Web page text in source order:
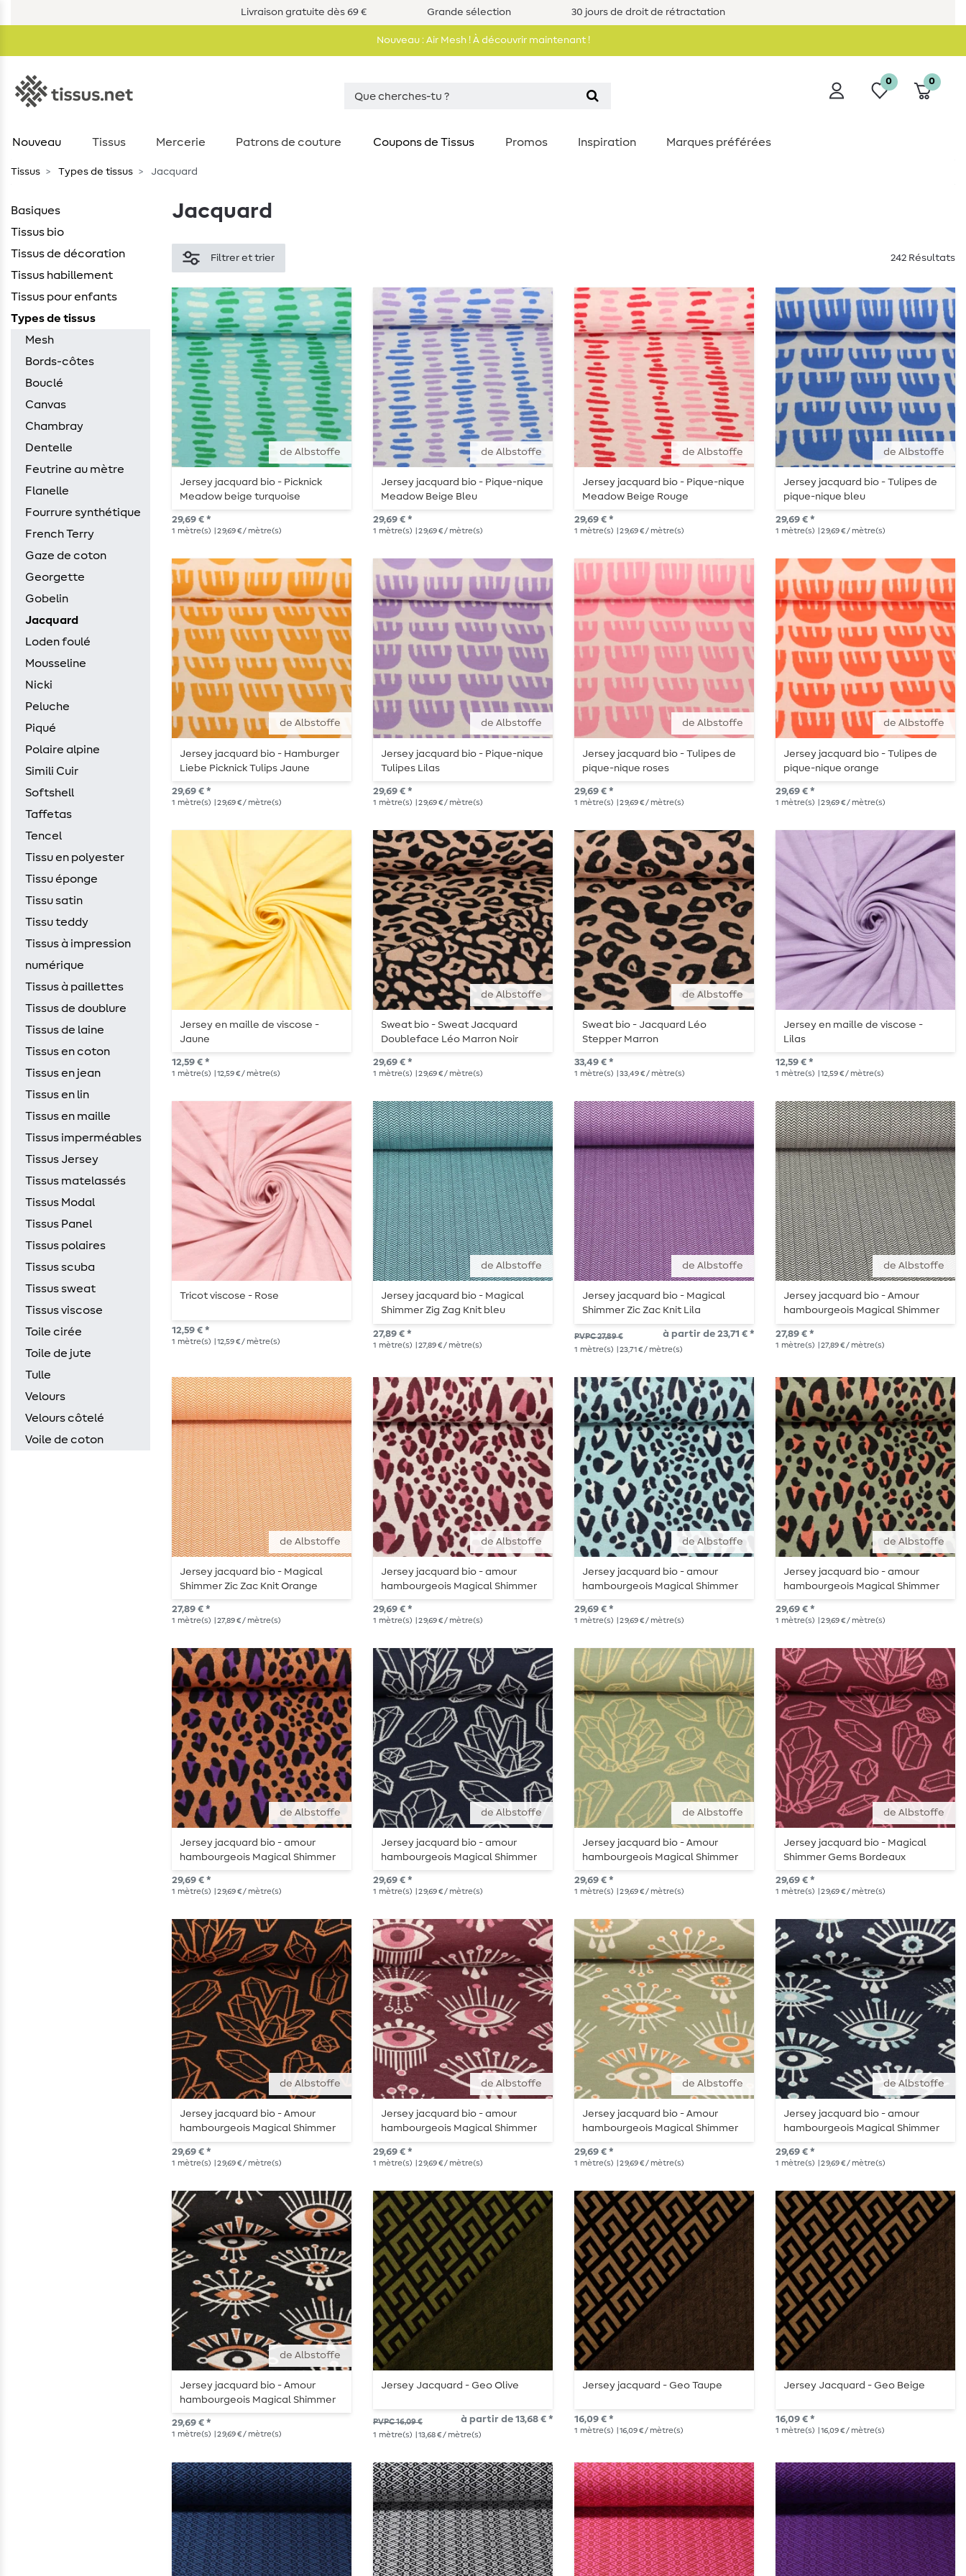
Livraison gratuite dès 69 € Grande sélection 30 jours de droit de rétractation
Nouveau : Air Mesh ! À découvrir maintenant !
0 0
Nouveau Tissus Mercerie Patrons de couture Coupons de Tissus Promos Inspiration Marques préférées
Tissus Types de tissus Jacquard
Basiques
Tissus bio
Tissus de décoration
Tissus habillement
Tissus pour enfants
Types de tissus
Mesh
Bords-côtes
Bouclé
Canvas
Chambray
Dentelle
Feutrine au mètre
Flanelle
Fourrure synthétique
French Terry
Gaze de coton
Georgette
Gobelin
Jacquard
Loden foulé
Mousseline
Nicki
Peluche
Piqué
Polaire alpine
Simili Cuir
Softshell
Taffetas
Tencel
Tissu en polyester
Tissu éponge
Tissu satin
Tissu teddy
Tissus à impression
numérique
Tissus à paillettes
Tissus de doublure
Tissus de laine
Tissus en coton
Tissus en jean
Tissus en lin
Tissus en maille
Tissus imperméables
Tissus Jersey
Tissus matelassés
Tissus Modal
Tissus Panel
Tissus polaires
Tissus scuba
Tissus sweat
Tissus viscose
Toile cirée
Toile de jute
Tulle
Velours
Velours côtelé
Voile de coton
Jacquard
Filtrer et trier 242 Résultats
de Albstoffe
Jersey jacquard bio - Picknick
Meadow beige turquoise
29,69 € *
1 mètre(s) | 29,69 € / mètre(s)
de Albstoffe
Jersey jacquard bio - Pique-nique
Meadow Beige Bleu
29,69 € *
1 mètre(s) | 29,69 € / mètre(s)
de Albstoffe
Jersey jacquard bio - Pique-nique
Meadow Beige Rouge
29,69 € *
1 mètre(s) | 29,69 € / mètre(s)
de Albstoffe
Jersey jacquard bio - Tulipes de
pique-nique bleu
29,69 € *
1 mètre(s) | 29,69 € / mètre(s)
de Albstoffe
Jersey jacquard bio - Hamburger
Liebe Picknick Tulips Jaune
29,69 € *
1 mètre(s) | 29,69 € / mètre(s)
de Albstoffe
Jersey jacquard bio - Pique-nique
Tulipes Lilas
29,69 € *
1 mètre(s) | 29,69 € / mètre(s)
de Albstoffe
Jersey jacquard bio - Tulipes de
pique-nique roses
29,69 € *
1 mètre(s) | 29,69 € / mètre(s)
de Albstoffe
Jersey jacquard bio - Tulipes de
pique-nique orange
29,69 € *
1 mètre(s) | 29,69 € / mètre(s)
Jersey en maille de viscose -
Jaune
12,59 € *
1 mètre(s) | 12,59 € / mètre(s)
de Albstoffe
Sweat bio - Sweat Jacquard
Doubleface Léo Marron Noir
29,69 € *
1 mètre(s) | 29,69 € / mètre(s)
de Albstoffe
Sweat bio - Jacquard Léo
Stepper Marron
33,49 € *
1 mètre(s) | 33,49 € / mètre(s)
Jersey en maille de viscose -
Lilas
12,59 € *
1 mètre(s) | 12,59 € / mètre(s)
Tricot viscose - Rose
12,59 € *
1 mètre(s) | 12,59 € / mètre(s)
de Albstoffe
Jersey jacquard bio - Magical
Shimmer Zig Zag Knit bleu
27,89 € *
1 mètre(s) | 27,89 € / mètre(s)
de Albstoffe
Jersey jacquard bio - Magical
Shimmer Zic Zac Knit Lila
PVPC 27,89 € à partir de 23,71 € *
1 mètre(s) | 23,71 € / mètre(s)
de Albstoffe
Jersey jacquard bio - Amour
hambourgeois Magical Shimmer
Zic Zac Knit Noir
27,89 € *
1 mètre(s) | 27,89 € / mètre(s)
de Albstoffe
Jersey jacquard bio - Magical
Shimmer Zic Zac Knit Orange
27,89 € *
1 mètre(s) | 27,89 € / mètre(s)
de Albstoffe
Jersey jacquard bio - amour
hambourgeois Magical Shimmer
Safari Beige Leo
29,69 € *
1 mètre(s) | 29,69 € / mètre(s)
de Albstoffe
Jersey jacquard bio - amour
hambourgeois Magical Shimmer
Safari Turquoise Leo
29,69 € *
1 mètre(s) | 29,69 € / mètre(s)
de Albstoffe
Jersey jacquard bio - amour
hambourgeois Magical Shimmer
Safari Vert Léo
29,69 € *
1 mètre(s) | 29,69 € / mètre(s)
de Albstoffe
Jersey jacquard bio - amour
hambourgeois Magical Shimmer
Safari Orange Leo
29,69 € *
1 mètre(s) | 29,69 € / mètre(s)
de Albstoffe
Jersey jacquard bio - amour
hambourgeois Magical Shimmer
Gems Navy
29,69 € *
1 mètre(s) | 29,69 € / mètre(s)
de Albstoffe
Jersey jacquard bio - Amour
hambourgeois Magical Shimmer
Gems Vert
29,69 € *
1 mètre(s) | 29,69 € / mètre(s)
de Albstoffe
Jersey jacquard bio - Magical
Shimmer Gems Bordeaux
29,69 € *
1 mètre(s) | 29,69 € / mètre(s)
de Albstoffe
Jersey jacquard bio - Amour
hambourgeois Magical Shimmer
Gems Noir
29,69 € *
1 mètre(s) | 29,69 € / mètre(s)
de Albstoffe
Jersey jacquard bio - amour
hambourgeois Magical Shimmer
Eye of Enlightment Bordeaux
29,69 € *
1 mètre(s) | 29,69 € / mètre(s)
de Albstoffe
Jersey jacquard bio - Amour
hambourgeois Magical Shimmer
Eye of Enlightment Vert
29,69 € *
1 mètre(s) | 29,69 € / mètre(s)
de Albstoffe
Jersey jacquard bio - amour
hambourgeois Magical Shimmer
Eye of Enlightment Navy
29,69 € *
1 mètre(s) | 29,69 € / mètre(s)
de Albstoffe
Jersey jacquard bio - Amour
hambourgeois Magical Shimmer
Eye of Enlightment Noir
29,69 € *
1 mètre(s) | 29,69 € / mètre(s)
Jersey Jacquard - Geo Olive
PVPC 16,09 € à partir de 13,68 € *
1 mètre(s) | 13,68 € / mètre(s)
Jersey jacquard - Geo Taupe
16,09 € *
1 mètre(s) | 16,09 € / mètre(s)
Jersey Jacquard - Geo Beige
16,09 € *
1 mètre(s) | 16,09 € / mètre(s)